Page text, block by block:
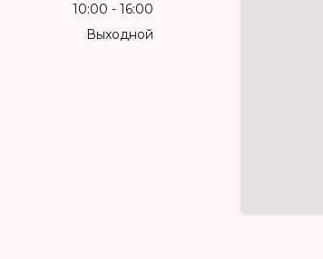
10:00
16:00
Выходной